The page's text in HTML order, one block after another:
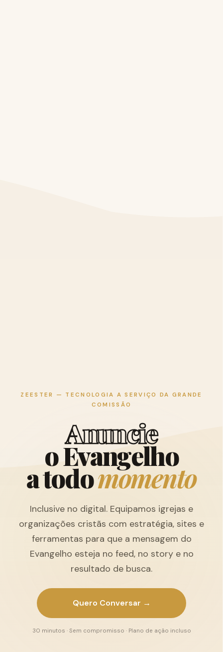
ZEESTER — TECNOLOGIA A SERVIÇO DA GRANDE
COMISSÃO
Anuncie
oEvangelho
atodomomento
Inclusive no digital. Equipamos igrejas e
organizações cristãs com estratégia, sites e
ferramentas para que a mensagem do
Evangelho esteja no feed, no story e no
resultado de busca.
Quero Conversar →
30 minutos · Sem compromisso · Plano de ação incluso